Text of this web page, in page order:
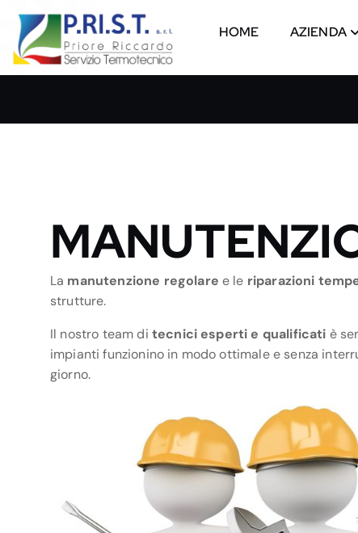
HOME AZIENDA
La manutenzione regolare e le riparazioni
strutture.
Il nostro team di tecnici esperti e qualificati è
impianti funzionino in modo ottimale e senza
giorno.